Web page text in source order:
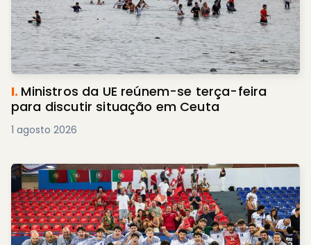
I. Ministros da UE reúnem-se terça-feira
para discutir situação em Ceuta
1 agosto 2026